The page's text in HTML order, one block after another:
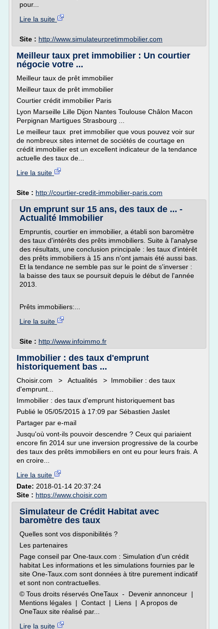
pour...
Lire la suite
Site : http://www.simulateurpretimmobilier.com
Meilleur taux pret immobilier : Un courtier
négocie votre ...
Meilleur taux de prêt immobilier
Meilleur taux de prêt immobilier
Courtier crédit immobilier Paris
Lyon Marseille Lille Dijon Nantes Toulouse Châlon Macon
Perpignan Martigues Strasbourg ...
Le meilleur taux pret immobilier que vous pouvez voir sur
de nombreux sites internet de sociétés de courtage en
crédit immobilier est un excellent indicateur de la tendance
actuelle des taux de...
Lire la suite
Site : http://courtier-credit-immobilier-paris.com
Un emprunt sur 15 ans, des taux de ... -
Actualité Immobilier
Empruntis, courtier en immobilier, a établi son baromètre
des taux d'intérêts des prêts immobiliers. Suite à l'analyse
des résultats, une conclusion principale : les taux d'intérêt
des prêts immobiliers à 15 ans n'ont jamais été aussi bas.
Et la tendance ne semble pas sur le point de s'inverser :
la baisse des taux se poursuit depuis le début de l'année
2013.
Prêts immobiliers:...
Lire la suite
Site : http://www.infoimmo.fr
Immobilier : des taux d'emprunt
historiquement bas ...
Choisir.com > Actualités > Immobilier : des taux
d'emprunt...
Immobilier : des taux d'emprunt historiquement bas
Publié le 05/05/2015 à 17:09 par Sébastien Jaslet
Partager par e-mail
Jusqu'où vont-ils pouvoir descendre ? Ceux qui pariaient
encore fin 2014 sur une inversion progressive de la courbe
des taux des prêts immobiliers en ont eu pour leurs frais. A
en croire...
Lire la suite
Date: 2018-01-14 20:37:24
Site : https://www.choisir.com
Simulateur de Crédit Habitat avec
baromètre des taux
Quelles sont vos disponibilités ?
Les partenaires
Page conseil par One-taux.com : Simulation d'un crédit
habitat Les informations et les simulations fournies par le
site One-Taux.com sont données à titre purement indicatif
et sont non contractuelles.
© Tous droits réservés OneTaux - Devenir annonceur |
Mentions légales | Contact | Liens | A propos de
OneTaux site réalisé par...
Lire la suite